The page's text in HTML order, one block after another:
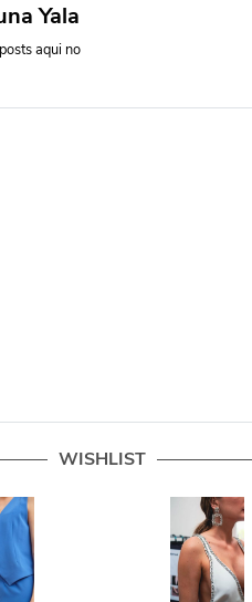
Yala
aqui no
WISHLIST